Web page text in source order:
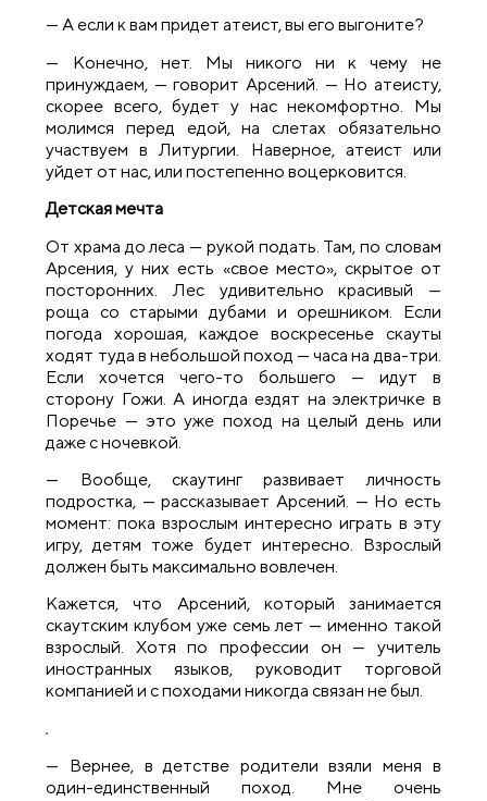
— А если к вам придет атеист, вы его выгоните?
— Конечно, нет. Мы никого ни к чему не
принуждаем, — говорит Арсений. — Но атеисту,
скорее всего, будет у нас некомфортно. Мы
молимся перед едой, на слетах обязательно
участвуем в Литургии. Наверное, атеист или
уйдет от нас, или постепенно воцерковится.
Детская мечта
От храма до леса — рукой подать. Там, по словам
Арсения, у них есть «свое место», скрытое от
посторонних. Лес удивительно красивый —
роща со старыми дубами и орешником. Если
погода хорошая, каждое воскресенье скауты
ходят туда в небольшой поход — часа на два-три.
Если хочется чего-то большего — идут в
сторону Гожи. А иногда ездят на электричке в
Поречье — это уже поход на целый день или
даже с ночевкой.
— Вообще, скаутинг развивает личность
подростка, — рассказывает Арсений. — Но есть
момент: пока взрослым интересно играть в эту
игру, детям тоже будет интересно. Взрослый
должен быть максимально вовлечен.
Кажется, что Арсений, который занимается
скаутским клубом уже семь лет — именно такой
взрослый. Хотя по профессии он — учитель
иностранных языков, руководит торговой
компанией и с походами никогда связан не был.
— Вернее, в детстве родители взяли меня в
один-единственный поход. Мне очень